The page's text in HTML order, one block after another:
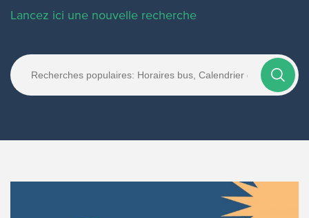
Lancez ici une nouvelle recherche